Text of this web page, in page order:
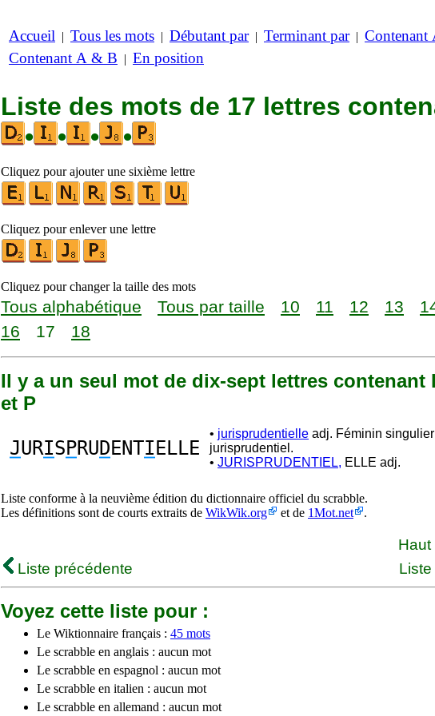
Accueil | Tous les mots | Débutant par| Terminant par| Contenant
Contenant A & B | En position
Liste des mots de 17 lettres
•
• • •
Cliquez pour ajouter une sixième lettre
Cliquez pour enlever une lettre
Cliquez pour changer la taille des mots
Tous alphabétique Tous par taille 10 11 12 13
16
17 18
Il y a un seul mot de dix-sept lettres contenant
et P
JURISPRUDENTI ELLE
• jurisprudentielle adj. Féminin
jurisprudentiel.
• JURISPRUDENTIEL, ELLE adj.
Liste conforme à la neuvième édition du dictionnaire officiel du scrabble.
Les définitions sont de courts extraits de WikWik.org et de 1Mot.net .
Haut
Liste précédente
Voyez cette liste pour :
Le Wiktionnaire français : 45 mots
Le scrabble en anglais : aucun mot
Le scrabble en espagnol : aucun mot
Le scrabble en italien : aucun mot
Le scrabble en allemand : aucun mot